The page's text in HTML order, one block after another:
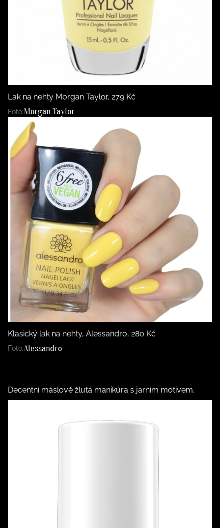
Lak na nehty Morgan Taylor, 279 Kč
Foto:Morgan Taylor
Klasický lak na nehty, Alessandro, 280 Kč
Foto:Alessandro
Decentní máslově žlutá manikúra s jarním motivem.